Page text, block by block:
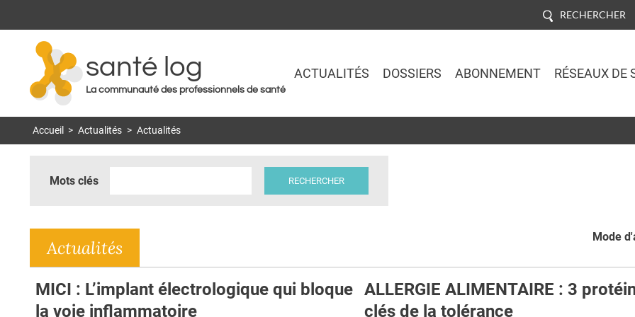
RECHERCHER
santé log
La communauté des professionnels de santé
ACTUALITÉS DOSSIERS ABONNEMENT RÉSEAUX DE
Accueil > Actualités > Actualités
Mots clés
Mode
Actualités
MICI : L’implant électrologique qui bloque
la voie inflammatoire
ALLERGIE ALIMENTAIRE : 3
clés de la tolérance